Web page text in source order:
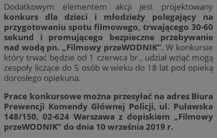
Dodatkowym elementem akcji jest projektowany
konkurs dla dzieci i młodzieży polegający na
przygotowaniu spotu filmowego, trwającego 30-60
sekund i promującego bezpieczne przebywanie
nad wodą pn. „Filmowy przeWODNIK”.W konkursie
który trwać będzie od 1 czerwca br., udział wziąć mogą
zespoły liczące do 5 osób w wieku do 18 lat pod opieką
dorosłego opiekuna.
Prace konkursowe można przesyłać na adres Biura
Prewencji Komendy Głównej Policji, ul. Puławska
148/150, 02-624 Warszawa z dopiskiem „Filmowy
przeWODNIK” do dnia 10 września 2019 r.